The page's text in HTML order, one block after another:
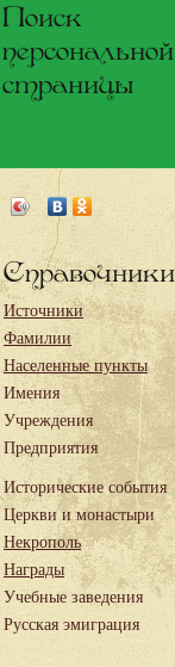
Поиск
персональной
страницы
Справочники
Источники
Фамилии
Населенные пункты
Имения
Учреждения
Предприятия
Исторические события
Церкви и монастыри
Некрополь
Награды
Учебные заведения
Русская эмиграция